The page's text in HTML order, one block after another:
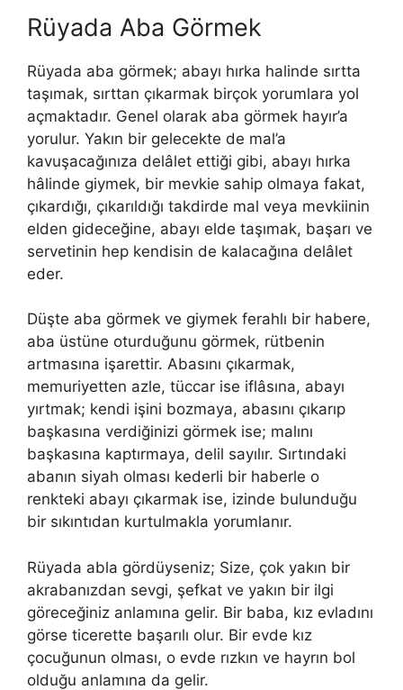
Rüyada Aba Görmek
Rüyada aba görmek; abayı hırka halinde sırtta
taşı­mak, sırttan çıkarmak birçok yorumlara yol
açmaktadır. Genel olarak aba görmek hayır’a
yorulur. Yakın bir gelecekte de mal’a
kavuşacağınıza delâlet ettiği gibi, abayı hırka
hâlinde giymek, bir mevkie sahip olmaya fa­kat,
çıkardığı, çıkarıldığı takdirde mal veya mevkiinin
elden gi­deceğine, abayı elde taşımak, başarı ve
servetinin hep kendisin de kalacağına delâlet
eder.
Düşte aba görmek ve giymek ferahlı bir habere,
aba üstüne oturduğunu görmek, rütbenin
artmasına işarettir. Abasını çı­karmak,
memuriyetten azle, tüccar ise iflâsına, abayı
yırtmak; ken­di işini bozmaya, abasını çıkarıp
başkasına verdiğinizi görmek ise; malını
başkasına kaptırmaya, delil sayılır. Sırtındaki
abanın siyah olması kederli bir haberle o
renkteki abayı çıkarmak ise, izinde bu­lunduğu
bir sıkıntıdan kurtulmakla yorumlanır.
Rüyada abla gördüyseniz; Size, çok yakın bir
akrabanızdan sevgi, şefkat ve yakın bir ilgi
göreceğiniz anlamına gelir. Bir baba, kız evladını
görse ticerette başarılı olur. Bir evde kız
çocuğunun olması, o evde rızkın ve hayrın bol
olduğu anlamına da gelir.